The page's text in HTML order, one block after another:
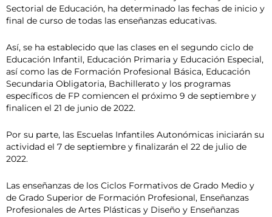
Sectorial de Educación, ha determinado las fechas de inicio y
final de curso de todas las enseñanzas educativas.
Así, se ha establecido que las clases en el segundo ciclo de
Educación Infantil, Educación Primaria y Educación Especial,
así como las de Formación Profesional Básica, Educación
Secundaria Obligatoria, Bachillerato y los programas
específicos de FP comiencen el próximo 9 de septiembre y
finalicen el 21 de junio de 2022.
Por su parte, las Escuelas Infantiles Autonómicas iniciarán su
actividad el 7 de septiembre y finalizarán el 22 de julio de
2022.
Las enseñanzas de los Ciclos Formativos de Grado Medio y
de Grado Superior de Formación Profesional, Enseñanzas
Profesionales de Artes Plásticas y Diseño y Enseñanzas